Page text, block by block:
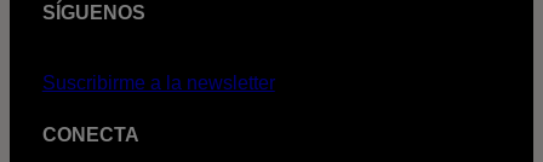
SÍGUENOS
Suscribirme a la newsletter
CONECTA